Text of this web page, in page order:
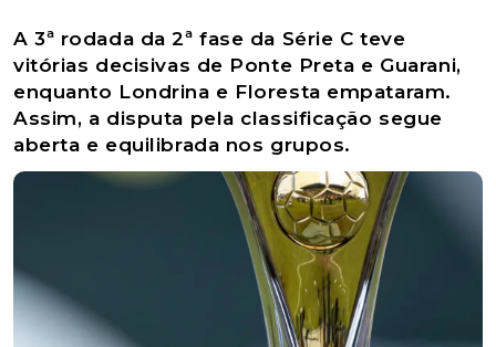
A 3ª rodada da 2ª fase da Série C teve
vitórias decisivas de Ponte Preta e Guarani,
enquanto Londrina e Floresta empataram.
Assim, a disputa pela classificação segue
aberta e equilibrada nos grupos.